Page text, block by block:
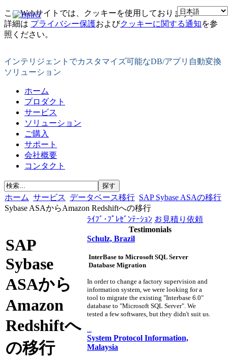
このWebサイトでは、クッキーを使用しております。
詳細は プライバシー保護およびクッキーに関する通知を参
照ください。
インテリジェントでカスタマイズ可能なDB/アプリ自動変換
ソリューション
ホーム
プロダクト
サービス
ソリューション
ご購入
サポート
会社概要
コンタクト
ホーム サービス データベース移行 SAP Sybase ASAの移行
Sybase ASAからAmazon Redshiftへの移行
SAP
Sybase
ASAから
Amazon
Redshiftへ
の移行
ﾗｲﾌﾞ･ﾌﾟﾚｾﾞﾝﾃｰｼｮﾝ お見積り依頼
Testimonials
Schulz, Brazil
InterBase to Microsoft SQL Server
Database Migration
In order to change a factory supervision and
information system, we were looking for a
tool to migrate the existing "Interbase 6.0"
database to "Microsoft SQL Server". We
tested a few softwares, but they didn't suit us.
System Protocol Information,
Malaysia